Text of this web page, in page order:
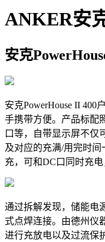
ANKER安
安克
安克PowerHouse II
手携带方便。产品标配
口等，自带显示屏不仅
及对应的充满/用完时间
充，可和DC口同时充电
通过拆解发现，储能电
式点焊连接。由德州仪
进行充放电以及过流保